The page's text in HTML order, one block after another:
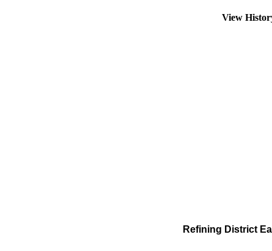
View
Refining District